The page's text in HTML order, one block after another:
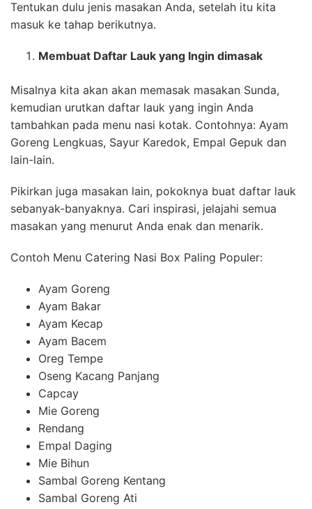
Tentukan dulu jenis masakan Anda, setelah itu kita
masuk ke tahap berikutnya.
Membuat Daftar Lauk yang Ingin dimasak
Misalnya kita akan akan memasak masakan Sunda,
kemudian urutkan daftar lauk yang ingin Anda
tambahkan pada menu nasi kotak. Contohnya: Ayam
Goreng Lengkuas, Sayur Karedok, Empal Gepuk dan
lain-lain.
Pikirkan juga masakan lain, pokoknya buat daftar lauk
sebanyak-banyaknya. Cari inspirasi, jelajahi semua
masakan yang menurut Anda enak dan menarik.
Contoh Menu Catering Nasi Box Paling Populer:
Ayam Goreng
Ayam Bakar
Ayam Kecap
Ayam Bacem
Oreg Tempe
Oseng Kacang Panjang
Capcay
Mie Goreng
Rendang
Empal Daging
Mie Bihun
Sambal Goreng Kentang
Sambal Goreng Ati